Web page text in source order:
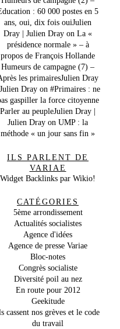
: 60 000 postes en 5
ans, oui, dix fois ouiJulien
Dray | Julien Dray on La «
présidence normale » – à
propos de François Hollande
Humeurs de campagne (7) –
les primairesJulien Dray
Dray on #Primaires : ne
gaspiller la force citoyenne
Parler au peupleJulien Dray |
Julien Dray on UMP : la
méthode « un jour sans fin »
ILS PARLENT DE
VARIAE
Widget Backlinks par Wikio!
CATÉGORIES
5ème arrondissement
Actualités socialistes
Agence d'idées
Agence de presse Variae
Bloc-notes
Congrès socialiste
Diversité poil au nez
En route pour 2012
Geekitude
cassent nos grèves et le code
du travail